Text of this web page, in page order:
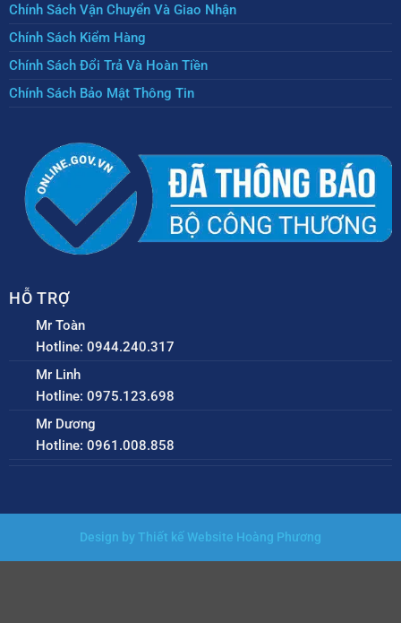
Chính Sách Vận Chuyển Và Giao Nhận
Chính Sách Kiểm Hàng
Chính Sách Đổi Trả Và Hoàn Tiền
Chính Sách Bảo Mật Thông Tin
HỖ TRỢ
Mr Toàn
Hotline: 0944.240.317
Mr Linh
Hotline: 0975.123.698
Mr Dương
Hotline: 0961.008.858
Design by Thiết kế Website Hoàng Phương